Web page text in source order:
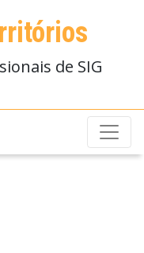
de SIG